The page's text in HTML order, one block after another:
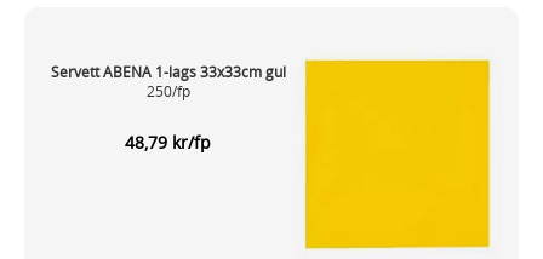
Servett ABENA 1-lags 33x33cm gul
250/fp
48,79 kr/fp